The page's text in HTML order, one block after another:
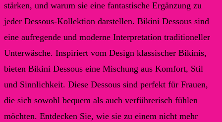
stärken, und warum sie eine fantastische Ergänzung zu
jeder Dessous-Kollektion darstellen. Bikini Dessous sind
eine aufregende und moderne Interpretation traditioneller
Unterwäsche. Inspiriert vom Design klassischer Bikinis,
bieten Bikini Dessous eine Mischung aus Komfort, Stil
und Sinnlichkeit. Diese Dessous sind perfekt für Frauen,
die sich sowohl bequem als auch verführerisch fühlen
möchten. Entdecken Sie, wie sie zu einem nicht mehr